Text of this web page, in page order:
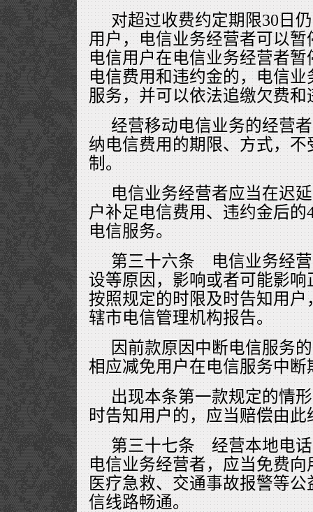
对超过收费约定期限30日
用户，电信业务经营者可以
电信用户在电信业务经营者
电信费用和违约金的，电信
服务，并可以依法追缴欠费和
经营移动电信业务的经营
纳电信费用的期限、方式，
制。
电信业务经营者应当在迟
户补足电信费用、违约金后
电信服务。
第三十六条 电信业务经
设等原因，影响或者可能影
按照规定的时限及时告知用
辖市电信管理机构报告。
因前款原因中断电信服务
相应减免用户在电信服务中断
出现本条第一款规定的情
时告知用户的，应当赔偿由
第三十七条 经营本地电
电信业务经营者，应当免费
医疗急救、交通事故报警等
信线路畅通。